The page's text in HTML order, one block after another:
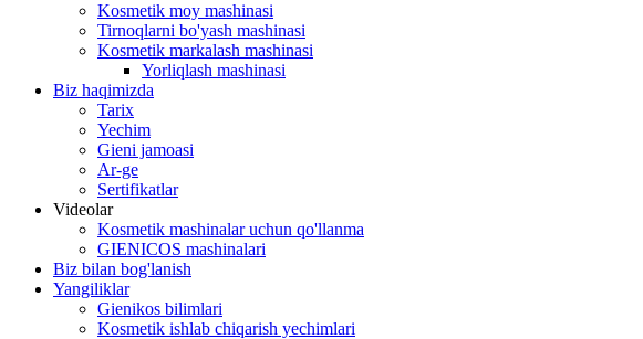
Kosmetik moy mashinasi
Tirnoqlarni bo'yash mashinasi
Kosmetik markalash mashinasi
Yorliqlash mashinasi
Biz haqimizda
Tarix
Yechim
Gieni jamoasi
Ar-ge
Sertifikatlar
Videolar
Kosmetik mashinalar uchun qo'llanma
GIENICOS mashinalari
Biz bilan bog'lanish
Yangiliklar
Gienikos bilimlari
Kosmetik ishlab chiqarish yechimlari